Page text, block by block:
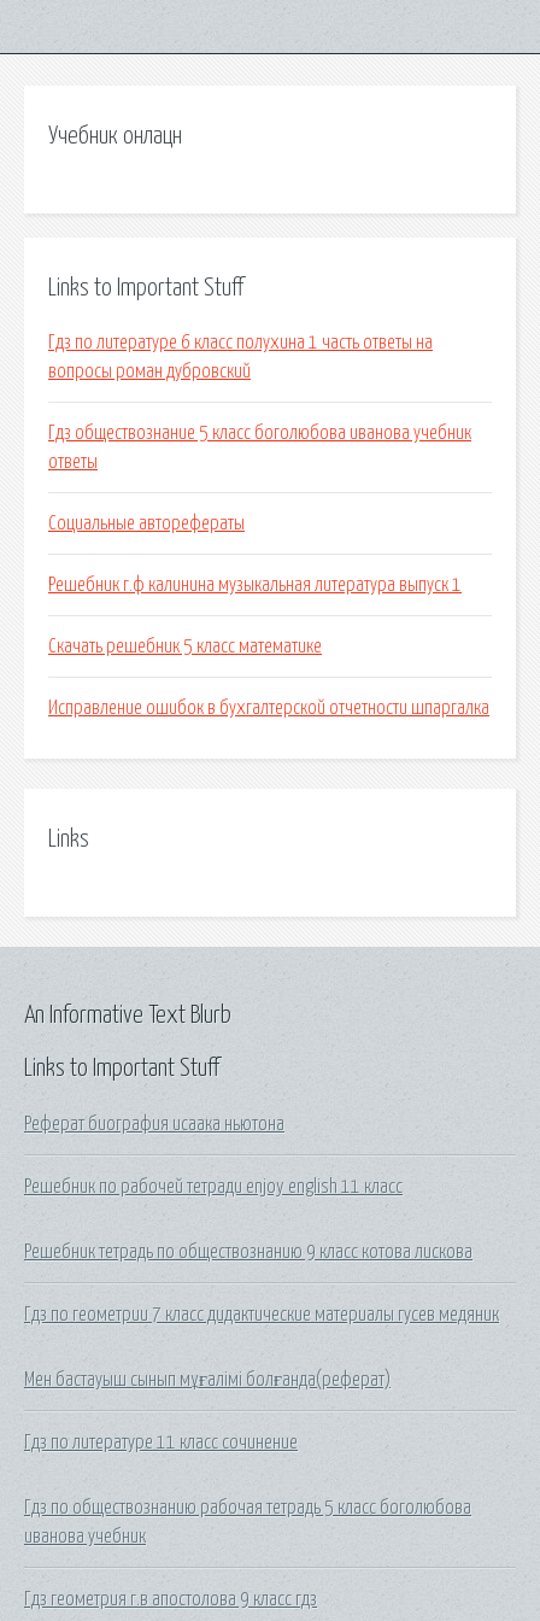
Учебник онлацн
Links to Important Stuff
Гдз по литературе 6 класс полухина 1 часть ответы на
вопросы роман дубровский
Гдз обществознание 5 класс боголюбова иванова учебник
ответы
Социальные авторефераты
Решебник г.ф калинина музыкальная литература выпуск 1
Скачать решебник 5 класс математике
Исправление ошибок в бухгалтерской отчетности шпаргалка
Links
Links to Important Stuff
Реферат биография исаака ньютона
Решебник по рабочей тетради enjoy english 11 класс
Решебник тетрадь по обществознанию 9 класс котова лискова
Гдз по геометрии 7 класс дидактические материалы гусев медяник
Мен бастауыш сынып мұғалімі болғанда(реферат)
Гдз по литературе 11 класс сочинение
Гдз по обществознанию рабочая тетрадь 5 класс боголюбова
иванова учебник
Гдз геометрия г.в апостолова 9 класс гдз
An Informative Text Blurb